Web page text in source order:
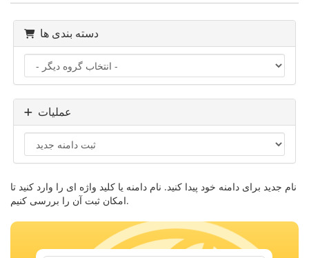
دسته بندی ها
عملیات
نام جدید برای دامنه خود پیدا کنید. نام دامنه یا کلید واژه ای را وارد کنید تا
امکان ثبت آن را بررسی کنیم.